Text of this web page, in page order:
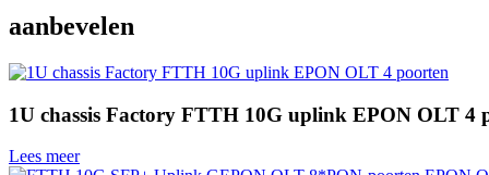
aanbevelen
1U chassis Factory FTTH 10G uplink EPON OLT 4
Lees meer